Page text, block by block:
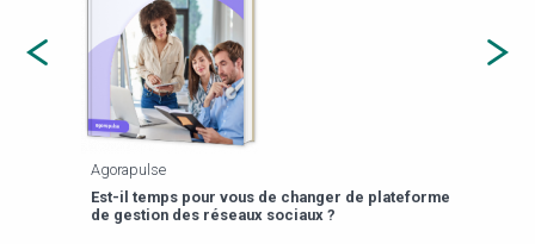
Agorapulse
Est-il temps pour vous de changer de plateforme
de gestion des réseaux sociaux ?